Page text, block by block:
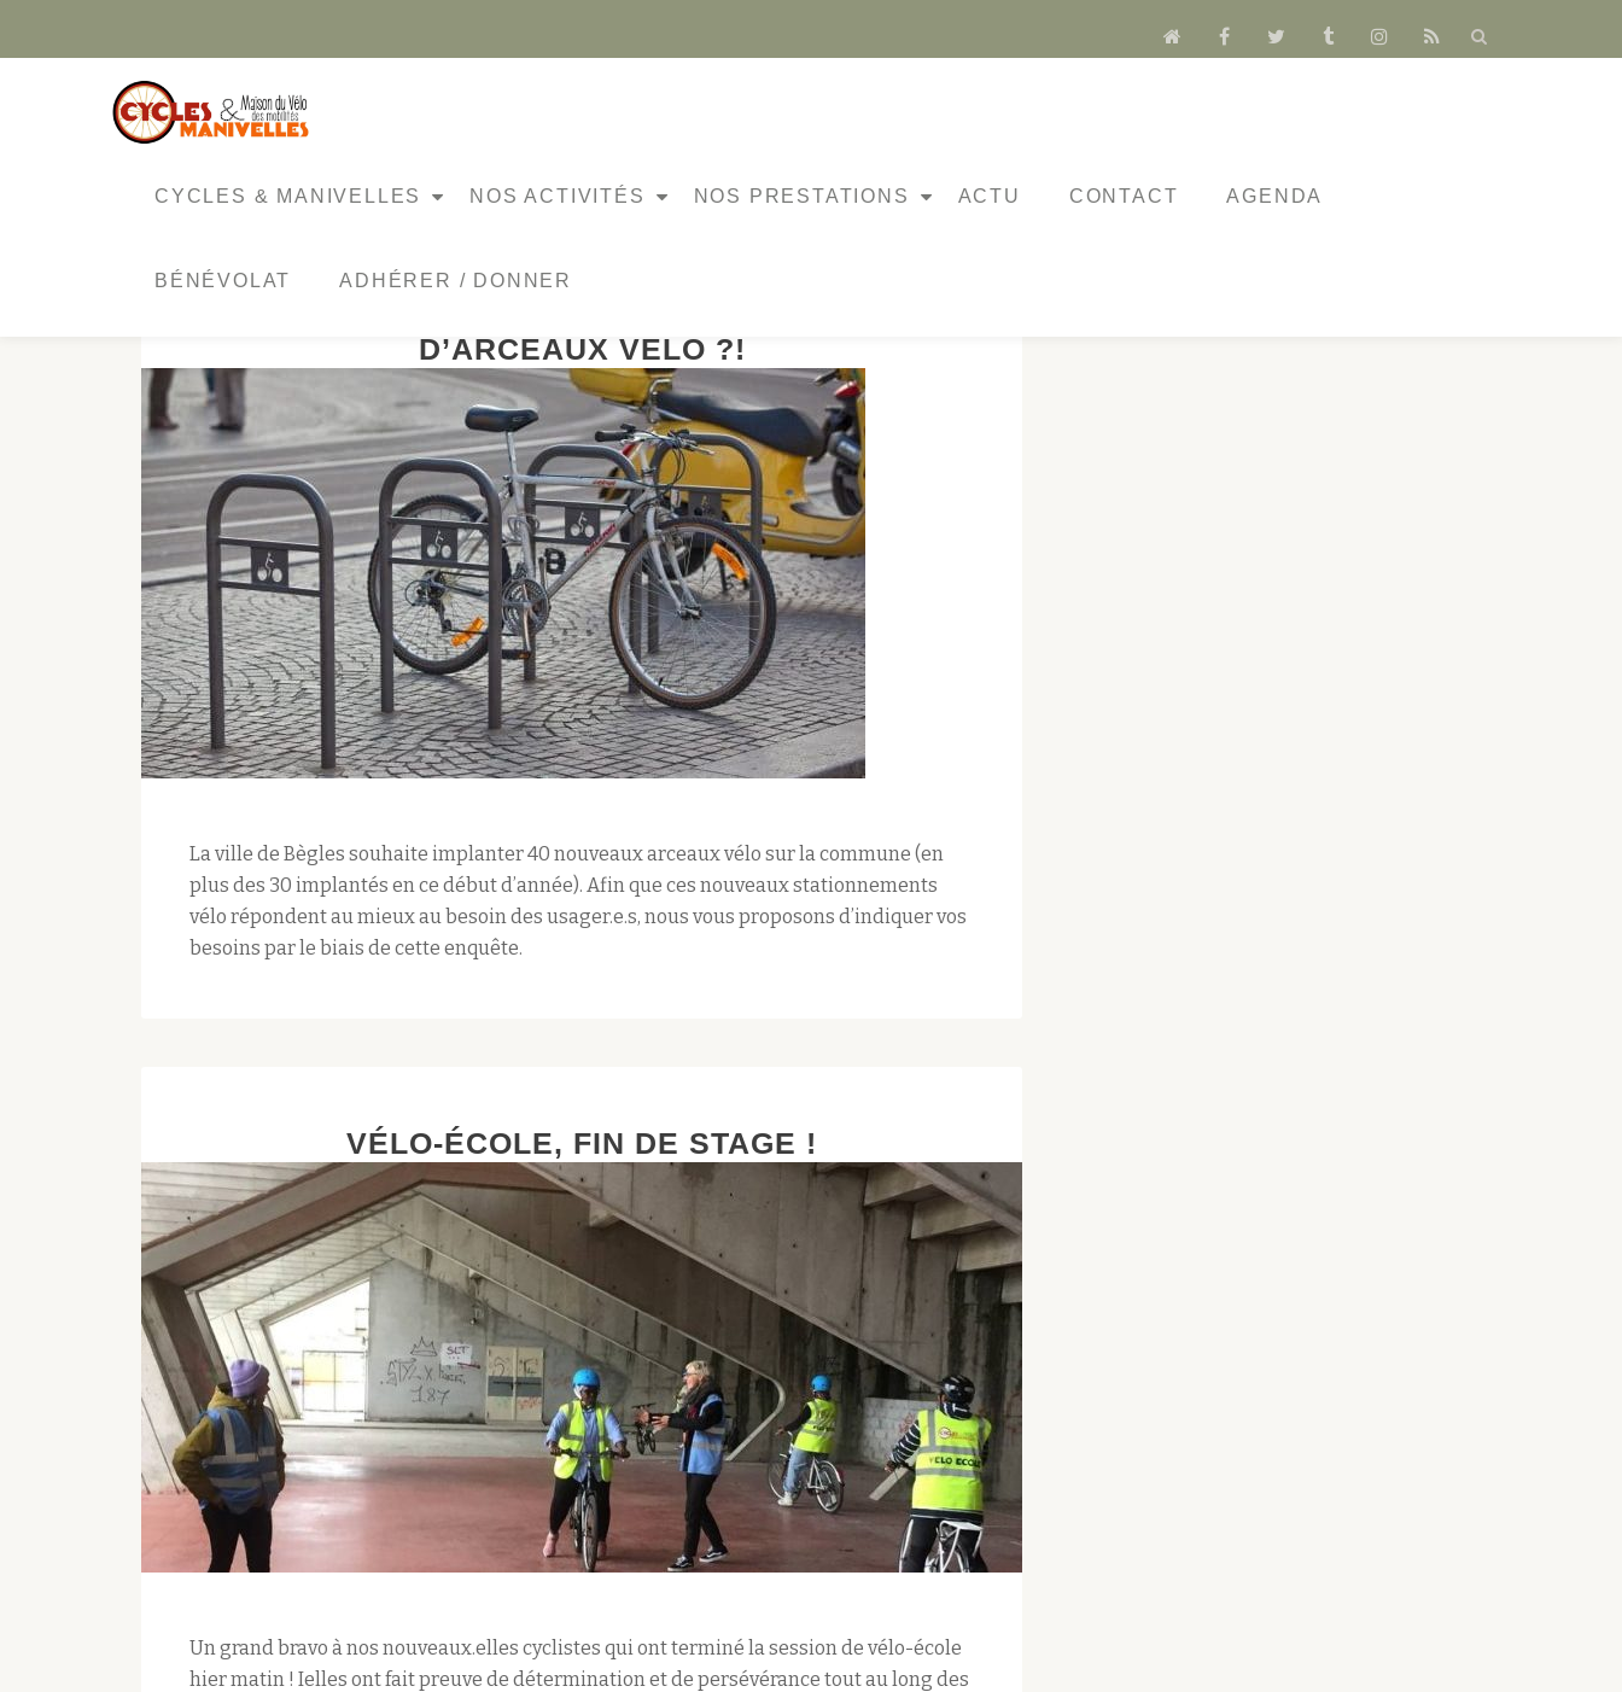
Aller
fa-
fa-
fa-
fa-
fa-
fa-
CYCLES & MANIVELLES NOS ACTIVITÉS NOS PRESTATIONS ACTU CONTACT AGENDA
BÉNÉVOLAT ADHÉRER / DONNER
D’ARCEAUX VÉLO ?!
La ville de Bègles souhaite implanter 40 nouveaux arceaux vélo sur la commune (en
plus des 30 implantés en ce début d’année). Afin que ces nouveaux stationnements
vélo répondent au mieux au besoin des usager.e.s, nous vous proposons d’indiquer vos
besoins par le biais de cette enquête.
VÉLO-ÉCOLE, FIN DE STAGE !
Un grand bravo à nos nouveaux.elles cyclistes qui ont terminé la session de vélo-école
hier matin ! Ielles ont fait preuve de détermination et de persévérance tout au long des